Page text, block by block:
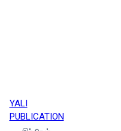
YALI
PUBLICATION